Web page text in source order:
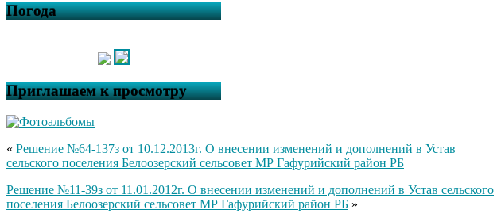
Погода
Приглашаем к просмотру
« Решение №64-137з от 10.12.2013г. О внесении изменений и дополнений в Устав
сельского поселения Белоозерский сельсовет МР Гафурийский район РБ
Решение №11-39з от 11.01.2012г. О внесении изменений и дополнений в Устав сельского
поселения Белоозерский сельсовет МР Гафурийский район РБ »